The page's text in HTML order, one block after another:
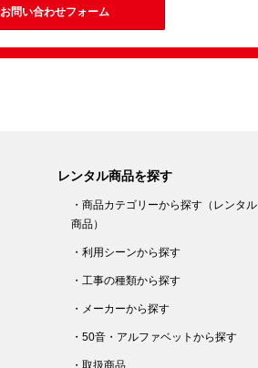
お問い合わせフォーム
レンタル商品を探す
・商品カテゴリーから探す（レンタル
商品）
・利用シーンから探す
・工事の種類から探す
・メーカーから探す
・50音・アルファベットから探す
・取扱商品